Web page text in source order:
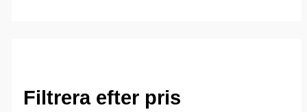
Filtrera efter pris